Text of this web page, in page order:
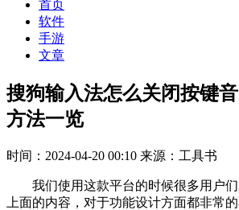
首页
软件
手游
文章
搜狗输入法怎么关闭按键
方法一览
时间：2024-04-20 00:10 来源：工具书
我们使用这款平台的时候很多用户们
上面的内容，对于功能设计方面都非常